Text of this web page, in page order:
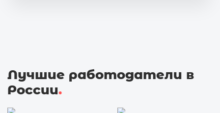
Лучшие работодатели в
России.